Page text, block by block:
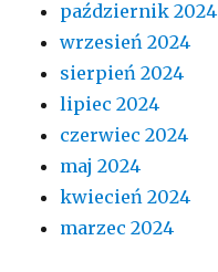
październik 2024
wrzesień 2024
sierpień 2024
lipiec 2024
czerwiec 2024
maj 2024
kwiecień 2024
marzec 2024